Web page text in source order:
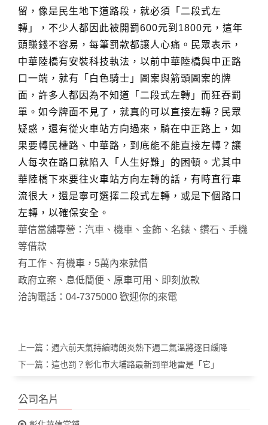
留，像是民生地下道路段，就必須「二段式左
轉」，不少人都因此被開罰600元到1800元，這年
頭賺錢不容易，每筆罰款都讓人心痛。民眾表示，
中華陸橋有安裝科技執法，以前中華陸橋與中正路
口一端，就有「白色騎士」圖案與箭頭圖案的牌
面，許多人都因為不知道「二段式左轉」而狂吞罰
單。如今牌面不見了，就真的可以直接左轉？民眾
疑惑，還有從火車站方向過來，騎在中正路上，如
果要轉民權路、中華路，到底能不能直接左轉？讓
人每次在路口就陷入「人生好難」的困頓。尤其中
華陸橋下來要往火車站方向左轉的話，有時直行車
流很大，還是寧可選擇二段式左轉，或是下個路口
左轉，以確保安全。
華信當舖專營：汽車、機車、金飾、名錶、鑽石、手機
等借款
有工作、有機車，5萬內來就借
政府立案、息低簡便、原車可用、即刻放款
洽詢電話：04-7375000 歡迎你的來電
上一篇： 週六前天氣持續晴朗炎熱下週二氣溫將逐日緩降
下一篇： 這也罰？彰化市大埔路最新罰單地雷是「它」
公司名片